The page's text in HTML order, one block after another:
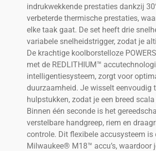
indrukwekkende prestaties dankzij
verbeterde thermische prestaties,
elke taak gaat. De set heeft drie
variabele snelheidstrigger, zodat je
De krachtige koolborstelloze
met de REDLITHIUM™
intelligentiesysteem, zorgt voor
duurzaamheid. Je wisselt eenvoudig
hulpstukken, zodat je een breed
Binnen één seconde is het
verstelbare handgreep, riem en
controle. Dit flexibele accusysteem
Milwaukee® M18™ accu’s, waardoor